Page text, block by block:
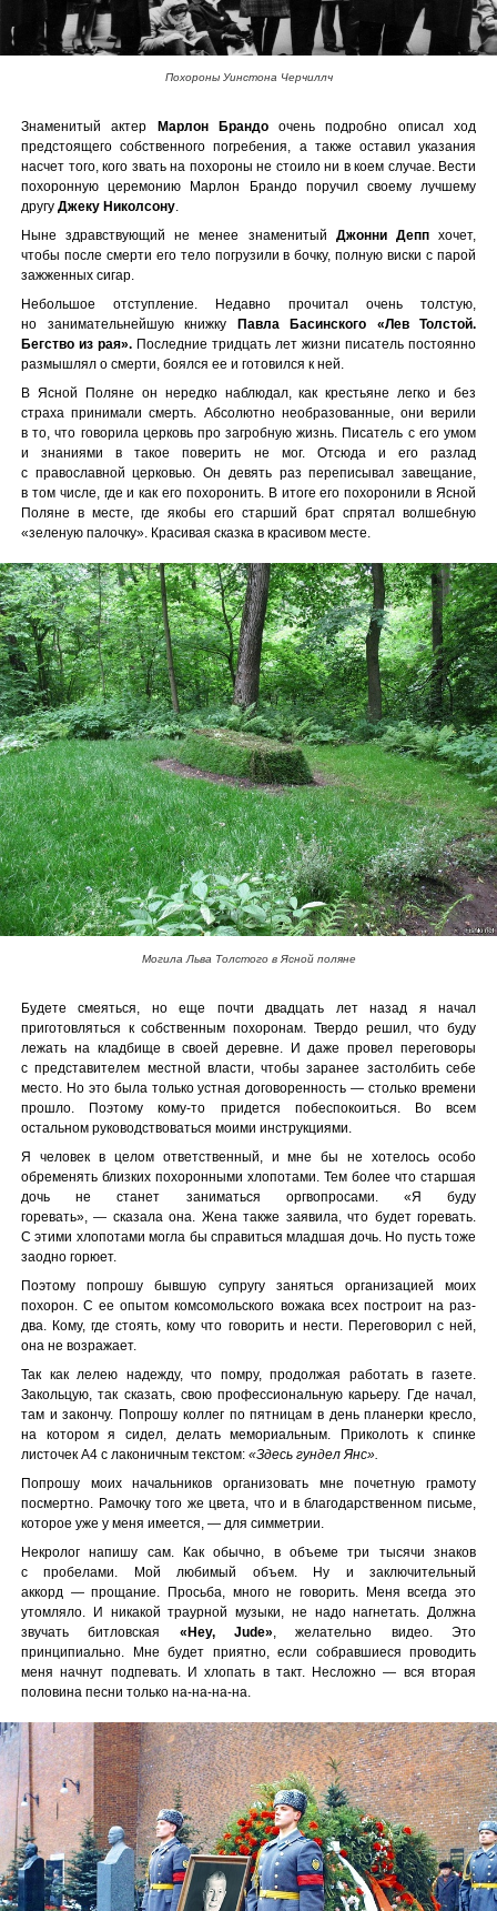
Похороны Уинстона Черчиллч
Знаменитый актер Марлон Брандоочень подробно описал ход
предстоящего собственного погребения, а также оставил указания
насчет того, кого звать на похороны не стоило ни в коем случае. Вести
похоронную церемонию Марлон Брандо поручил своему лучшему
другу Джеку Николсону.
Ныне здравствующий не менее знаменитый Джонни Деппхочет,
чтобы после смерти его тело погрузили в бочку, полную виски с парой
зажженных сигар.
Небольшое отступление. Недавно прочитал очень толстую,
но занимательнейшую книжку
Павла Басинского «Лев Толстой.
Бегство из рая». Последние тридцать лет жизни писатель постоянно
размышлял о смерти, боялся ее и готовился к ней.
В Ясной Поляне он нередко наблюдал, как крестьяне легко и без
страха принимали смерть. Абсолютно необразованные, они верили
в то, что говорила церковь про загробную жизнь. Писатель с его умом
и знаниями в такое поверить не мог. Отсюда и его разлад
с православной церковью. Он девять раз переписывал завещание,
в том числе, где и как его похоронить. В итоге его похоронили в Ясной
Поляне в месте, где якобы его старший брат спрятал волшебную
«зеленую палочку». Красивая сказка в красивом месте.
Могила Льва Толстого в Ясной поляне
Будете смеяться, но еще почти двадцать лет назад я начал
приготовляться к собственным похоронам. Твердо решил, что буду
лежать на кладбище в своей деревне. И даже провел переговоры
с представителем местной власти, чтобы заранее застолбить себе
место. Но это была только устная договоренность — столько времени
прошло. Поэтому кому-то придется побеспокоиться. Во всем
остальном руководствоваться моими инструкциями.
Я человек в целом ответственный, и мне бы не хотелось особо
обременять близких похоронными хлопотами. Тем более что старшая
дочь не станет заниматься оргвопросами. «Я буду
горевать», — сказала она. Жена также заявила, что будет горевать.
С этими хлопотами могла бы справиться младшая дочь. Но пусть тоже
заодно горюет.
Поэтому попрошу бывшую супругу заняться организацией моих
похорон. С ее опытом комсомольского вожака всех построит на раз-
два. Кому, где стоять, кому что говорить и нести. Переговорил с ней,
она не возражает.
Так как лелею надежду, что помру, продолжая работать в газете.
Закольцую, так сказать, свою профессиональную карьеру. Где начал,
там и закончу. Попрошу коллег по пятницам в день планерки кресло,
на котором я сидел, делать мемориальным. Приколоть к спинке
листочек А4 с лаконичным текстом: «Здесь гундел Янс».
Попрошу моих начальников организовать мне почетную грамоту
посмертно. Рамочку того же цвета, что и в благодарственном письме,
которое уже у меня имеется, — для симметрии.
Некролог напишу сам. Как обычно, в объеме три тысячи знаков
с пробелами. Мой любимый объем. Ну и заключительный
аккорд — прощание. Просьба, много не говорить. Меня всегда это
утомляло. И никакой траурной музыки, не надо нагнетать. Должна
звучать битловская «Hey, Jude», желательно видео. Это
принципиально. Мне будет приятно, если собравшиеся проводить
меня начнут подпевать. И хлопать в такт. Несложно — вся вторая
половина песни только на-на-на-на.